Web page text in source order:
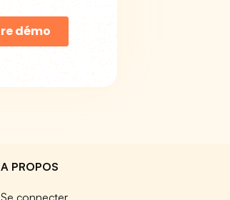
A PROPOS
Se connecter